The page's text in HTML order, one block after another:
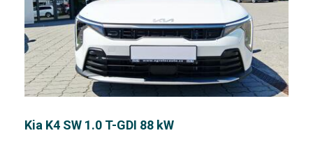
Kia K4 SW 1.0 T-GDI 88 kW